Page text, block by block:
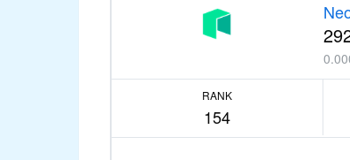
RANK
154